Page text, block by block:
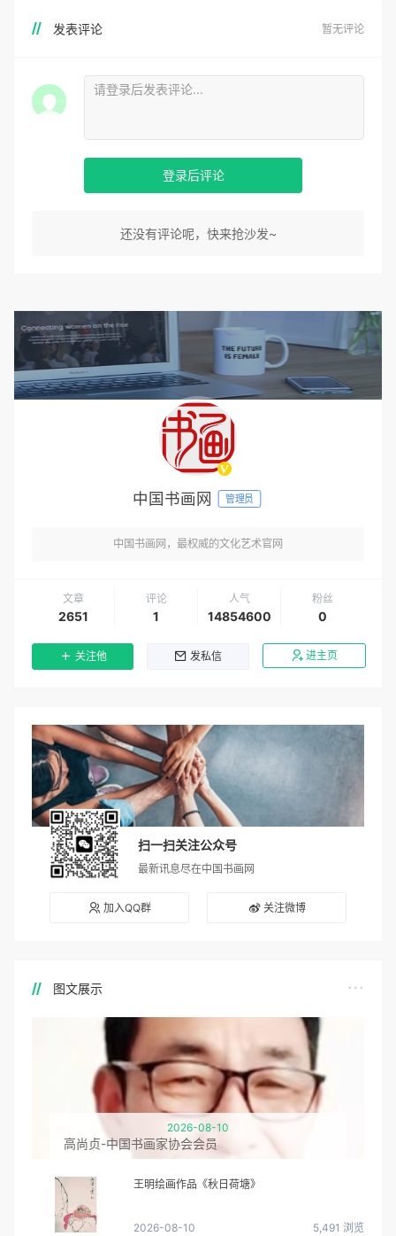
发表评论 暂无评论
登录后评论
还没有评论呢，快来抢沙发~
中国书画网 管理员
中国书画网，最权威的文化艺术官网
文章
2651
评论
1
人气
14854600
粉丝
0
关注他 发私信 进主页
扫一扫关注公众号
最新讯息尽在中国书画网
加入QQ群 关注微博
图文展示
2026-08-10
高尚贞-中国书画家协会会员
王明绘画作品《秋日荷塘》
2026-08-10 5,491 浏览